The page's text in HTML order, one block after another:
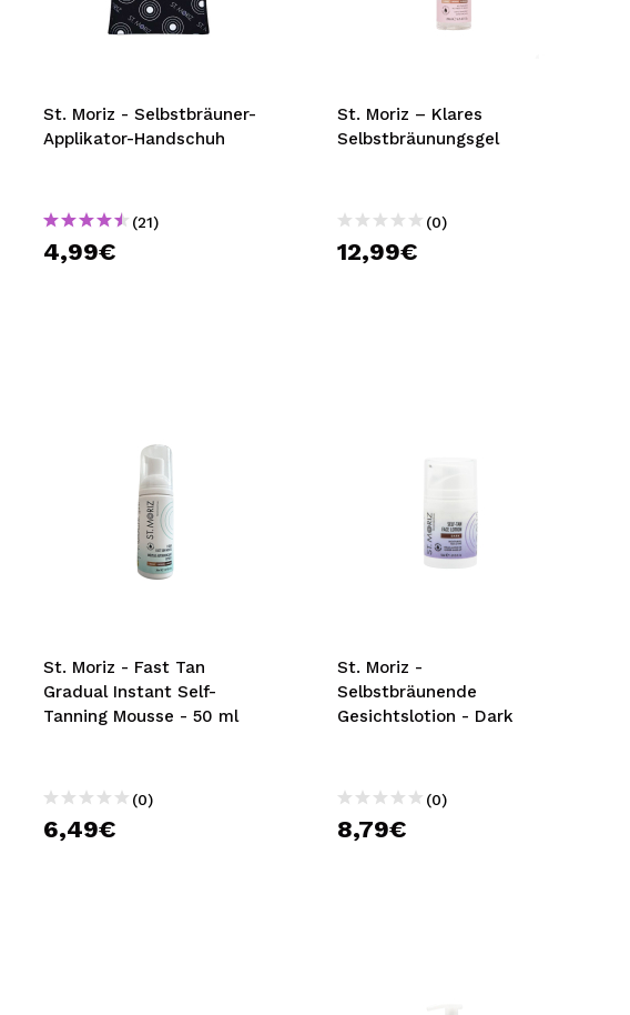
MAQUIFARMA
TRAVEL SIZE
NATURE
SPECIALS
St. Moriz - Selbstbräuner-
Applikator-Handschuh
(21)
4,99€
St. Moriz – Klares
Selbstbräunungsgel
(0)
12,99€
St. Moriz - Fast Tan
Gradual Instant Self-
Tanning Mousse - 50 ml
(0)
6,49€
St. Moriz -
Selbstbräunende
Gesichtslotion - Dark
(0)
8,79€